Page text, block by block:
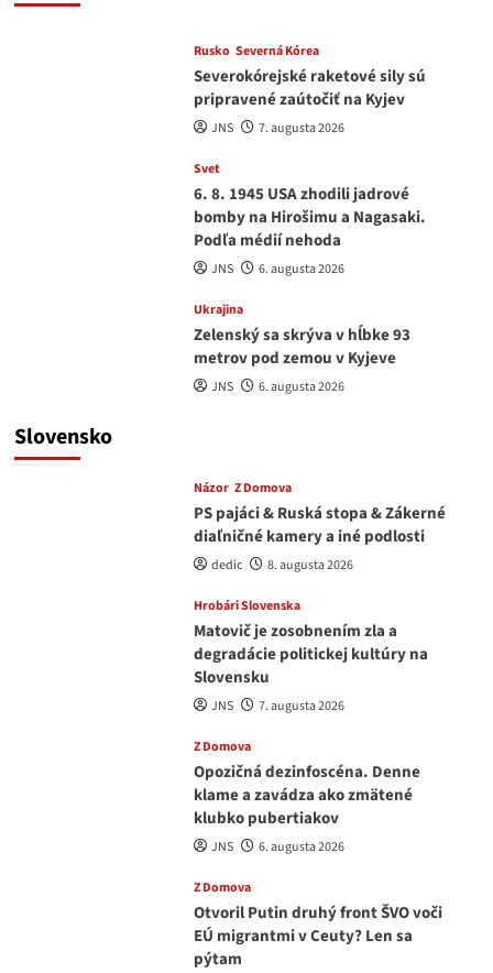
Rusko Severná Kórea
Severokórejské raketové sily sú
pripravené zaútočiť na Kyjev
JNS 7. augusta 2026
Svet
6. 8. 1945 USA zhodili jadrové
bomby na Hirošimu a Nagasaki.
Podľa médií nehoda
JNS 6. augusta 2026
Ukrajina
Zelenský sa skrýva v hĺbke 93
metrov pod zemou v Kyjeve
JNS 6. augusta 2026
Slovensko
Názor Z Domova
PS pajáci & Ruská stopa & Zákerné
diaľničné kamery a iné podlosti
dedic 8. augusta 2026
Hrobári Slovenska
Matovič je zosobnením zla a
degradácie politickej kultúry na
Slovensku
JNS 7. augusta 2026
Z Domova
Opozičná dezinfoscéna. Denne
klame a zavádza ako zmätené
klubko pubertiakov
JNS 6. augusta 2026
Z Domova
Otvoril Putin druhý front ŠVO voči
EÚ migrantmi v Ceuty? Len sa
pýtam